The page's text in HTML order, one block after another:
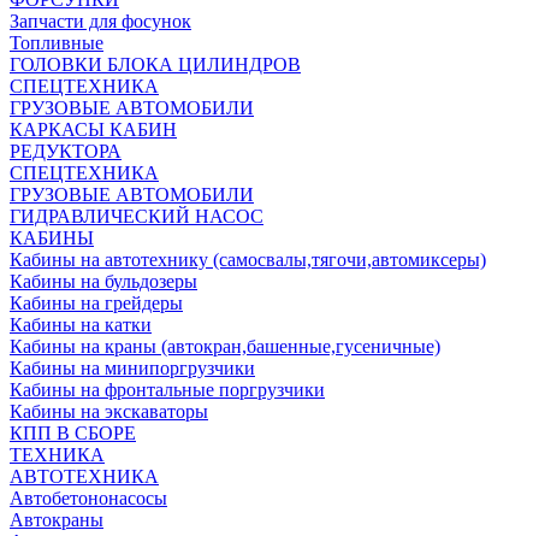
Запчасти для фосунок
Топливные
ГОЛОВКИ БЛОКА ЦИЛИНДРОВ
СПЕЦТЕХНИКА
ГРУЗОВЫЕ АВТОМОБИЛИ
КАРКАСЫ КАБИН
РЕДУКТОРА
СПЕЦТЕХНИКА
ГРУЗОВЫЕ АВТОМОБИЛИ
ГИДРАВЛИЧЕСКИЙ НАСОС
КАБИНЫ
Кабины на автотехнику (самосвалы,тягочи,автомиксеры)
Кабины на бульдозеры
Кабины на грейдеры
Кабины на катки
Кабины на краны (автокран,башенные,гусеничные)
Кабины на минипоргрузчики
Кабины на фронтальные поргрузчики
Кабины на экскаваторы
КПП В СБОРЕ
ТЕХНИКА
АВТОТЕХНИКА
Автобетононасосы
Автокраны